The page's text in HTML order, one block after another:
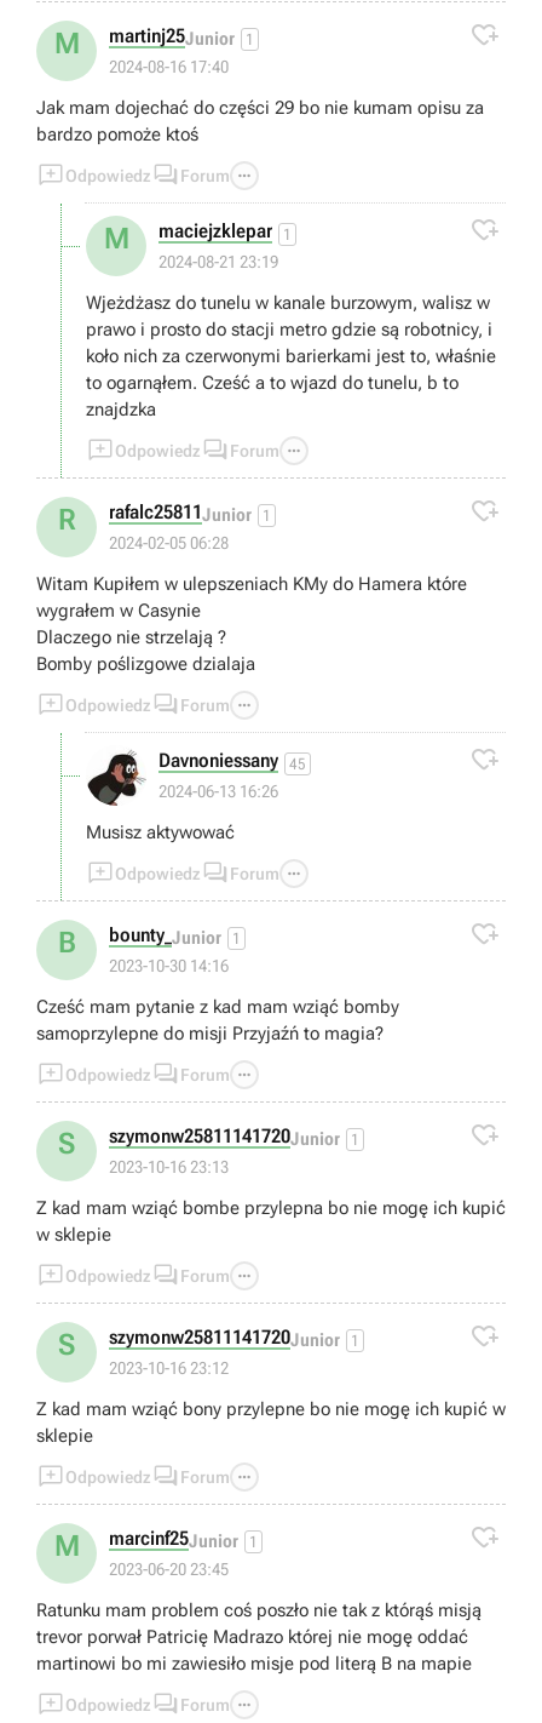
M martinj25Junior 1
2024-08-16 17:40

Jak mam dojechać do części 29 bo nie kumam opisu za
bardzo pomoże ktoś
Odpowiedz  Forum 
M maciejzklepar 1
2024-08-21 23:19

Wjeżdżasz do tunelu w kanale burzowym, walisz w
prawo i prosto do stacji metro gdzie są robotnicy, i
koło nich za czerwonymi barierkami jest to, właśnie
to ogarnąłem. Cześć a to wjazd do tunelu, b to
znajdzka
Odpowiedz  Forum 
R rafalc25811Junior 1
2024-02-05 06:28

Witam Kupiłem w ulepszeniach KMy do Hamera które
wygrałem w Casynie
Dlaczego nie strzelają ?
Bomby poślizgowe dzialaja
Odpowiedz  Forum 
Davnoniessany 45
2024-06-13 16:26

Musisz aktywować
Odpowiedz  Forum 
B bounty_ Junior 1
2023-10-30 14:16

Cześć mam pytanie z kad mam wziąć bomby
samoprzylepne do misji Przyjaźń to magia?
Odpowiedz  Forum 
S szymonw25811141720Junior 1
2023-10-16 23:13

Z kad mam wziąć bombe przylepna bo nie mogę ich kupić
w sklepie
Odpowiedz  Forum 
S szymonw25811141720Junior 1
2023-10-16 23:12

Z kad mam wziąć bony przylepne bo nie mogę ich kupić w
sklepie
Odpowiedz  Forum 
M marcinf25Junior 1
2023-06-20 23:45

Ratunku mam problem coś poszło nie tak z którąś misją
trevor porwał Patricię Madrazo której nie mogę oddać
martinowi bo mi zawiesiło misje pod literą B na mapie
Odpowiedz  Forum 